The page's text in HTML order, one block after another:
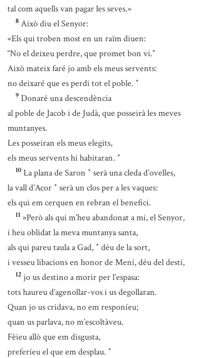
tal com aquells van pagar les seves.»
8 Això diu el Senyor:
«Els qui troben most en un raïm diuen:
“No el deixeu perdre, que promet bon vi.”
Això mateix faré jo amb els meus servents:
no deixaré que es perdi tot el poble. *
9 Donaré una descendència
al poble de Jacob i de Judà, que posseirà les meves
muntanyes.
Les posseiran els meus elegits,
els meus servents hi habitaran. *
10 La plana de Saron * serà una cleda d’ovelles,
la vall d’Acor * serà un clos per a les vaques:
els qui em cerquen en rebran el benefici.
11 »Però als qui m’heu abandonat a mi, el Senyor,
i heu oblidat la meva muntanya santa,
als qui pareu taula a Gad, * déu de la sort,
i vesseu libacions en honor de Mení, déu del destí,
12 jo us destino a morir per l’espasa:
tots haureu d’agenollar-vos i us degollaran.
Quan jo us cridava, no em responíeu;
quan us parlava, no m’escoltàveu.
Fèieu allò que em disgusta,
preferíeu el que em desplau. *